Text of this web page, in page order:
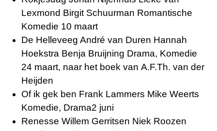
Lexmond Birgit Schuurman Romantische
Komedie 10 maart
De Helleveeg André van Duren Hannah
Hoekstra Benja Bruijning Drama, Komedie
24 maart, naar het boek van A.F.Th. van der
Heijden
Of ik gek ben Frank Lammers Mike Weerts
Komedie, Drama2 juni
Renesse Willem Gerritsen Niek Roozen